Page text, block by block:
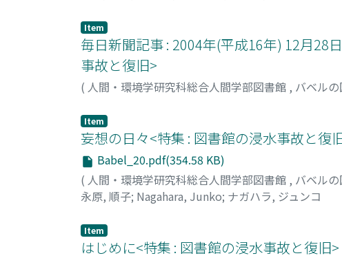
Item
毎日新聞記事 : 2004年(平成16年) 12月28
事故と復旧>
( 人間・環境学研究科総合人間学部図書館 , バベル
Item
妄想の日々<特集 : 図書館の浸水事故と復
Babel_20.pdf(354.58 KB)
( 人間・環境学研究科総合人間学部図書館 , バベル
永原, 順子; Nagahara, Junko; ナガハラ, ジュンコ
Item
はじめに<特集 : 図書館の浸水事故と復旧>